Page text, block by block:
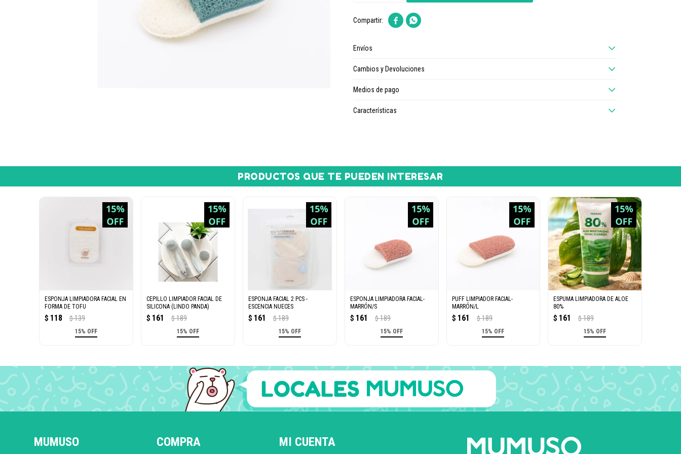
 
Envíos
Cambios y Devoluciones
Medios de pago
Características
PRODUCTOS QUE TE PUEDEN INTERESAR
ESPONJA LIMPIADORA FACIAL EN
FORMA DE TOFU
$ 118 $ 139
15% OFF
CEPILLO LIMPIADOR FACIAL DE
SILICONA (LINDO PANDA)
$ 161 $ 189
15% OFF
ESPONJA FACIAL 2 PCS -
ESCENCIA NUECES
$ 161 $ 189
15% OFF
ESPONJA LIMPIADORA FACIAL-
MARRÓN/S
$ 161 $ 189
15% OFF
PUFF LIMPIADOR FACIAL-
MARRÓN/L
$ 161 $ 189
15% OFF
ESPUMA LIMPIADORA DE ALOE
80%
$ 161 $ 189
15% OFF
MUMUSO COMPRA MI CUENTA